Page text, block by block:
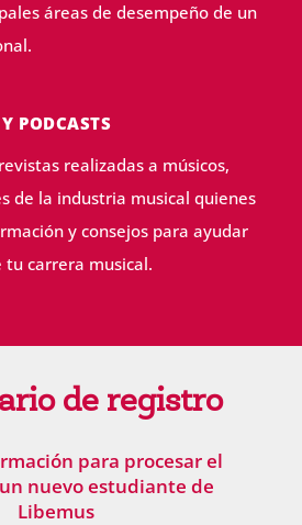
áreas de desempeño de un
PODCASTS
realizadas a músicos,
de la industria musical quienes
y consejos para ayudar
carrera musical.
de registro
para procesar el
nuevo estudiante de
Libemus